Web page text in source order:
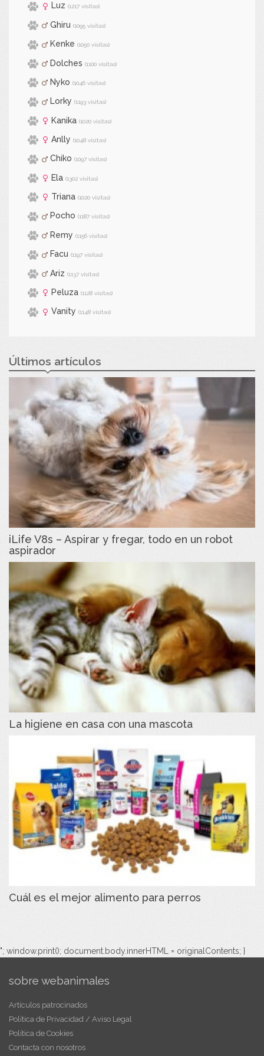
Luz (1217 visitas)
Ghiru (1095 visitas)
Kenke (1050 visitas)
Dolches (1100 visitas)
Nyko (1046 visitas)
Lorky (1193 visitas)
Kanika (1020 visitas)
Anlly (1048 visitas)
Chiko (1097 visitas)
Ela (1302 visitas)
Triana (1020 visitas)
Pocho (1187 visitas)
Remy (1156 visitas)
Facu (1197 visitas)
Ariz (1137 visitas)
Peluza (1128 visitas)
Vanity (1148 visitas)
Últimos artículos
iLife V8s – Aspirar y fregar, todo en un robot
aspirador
La higiene en casa con una mascota
Cuál es el mejor alimento para perros
"; window.print(); document.body.innerHTML = originalContents; }
sobre webanimales
Artículos patrocinados
Política de Privacidad / Aviso Legal
Política de Cookies
Contacta con nosotros